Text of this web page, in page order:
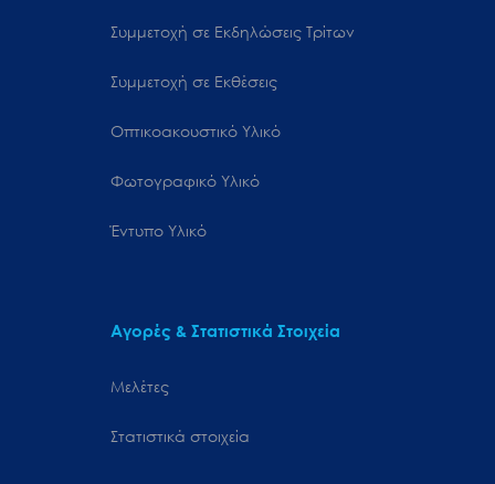
Συμμετοχή σε Εκδηλώσεις Τρίτων
Συμμετοχή σε Εκθέσεις
Οπτικοακουστικό Υλικό
Φωτογραφικό Υλικό
Έντυπο Υλικό
Αγορές & Στατιστικά Στοιχεία
Μελέτες
Στατιστικά στοιχεία